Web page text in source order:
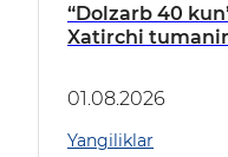
“Dolzarb 40
Xatirchi
borildi
01.08.2026
Yangiliklar